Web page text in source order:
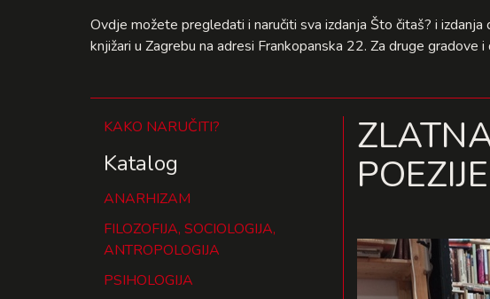
Ovdje možete pregledati i naručiti sva izdanja Što čitaš? i
knjižari u Zagrebu na adresi Frankopanska 22. Za druge
KAKO NARUČITI?
Katalog
ANARHIZAM
FILOZOFIJA, SOCIOLOGIJA,
ANTROPOLOGIJA
PSIHOLOGIJA